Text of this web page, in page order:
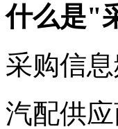
什么是"
采购信
汽配供